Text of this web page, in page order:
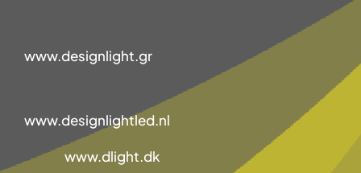
www.designlight.gr
www.designlightled.nl
www.dlight.dk